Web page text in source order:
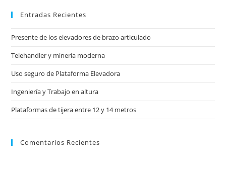
Entradas Recientes
Presente de los elevadores de brazo articulado
Telehandler y minería moderna
Uso seguro de Plataforma Elevadora
Ingeniería y Trabajo en altura
Plataformas de tijera entre 12 y 14 metros
Comentarios Recientes